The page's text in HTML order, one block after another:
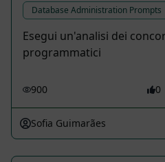
Database Administration Prompts
Esegui un'analisi dei
programmatici
900 0
Sofia Guimarães